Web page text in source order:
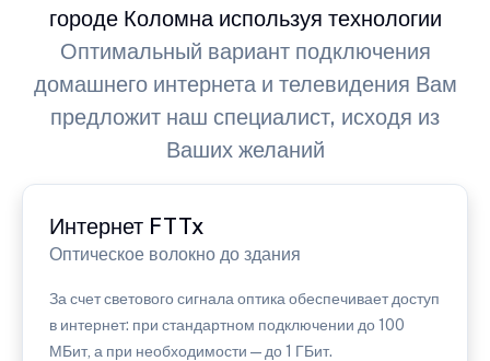
городе Коломна используя технологии
Оптимальный вариант подключения
домашнего интернета и телевидения Вам
предложит наш специалист, исходя из
Ваших желаний
Интернет FTTx
Оптическое волокно до здания
За счет светового сигнала оптика обеспечивает доступ
в интернет: при стандартном подключении до 100
МБит, а при необходимости — до 1 ГБит.